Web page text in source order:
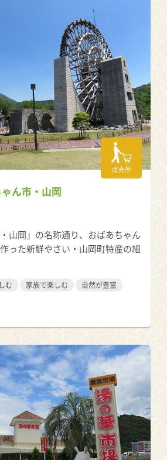
直売所
ん市・山岡
山岡」の名称通り、おばあちゃん
った新鮮やさい・山岡町特産の細
む 家族で楽しむ
自然が豊富